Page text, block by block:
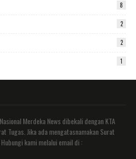
8
2
2
1
Merdeka News dibekali dengan KTA
Tugas. Jika ada mengatasnamakan Surat
kami melalui email di :